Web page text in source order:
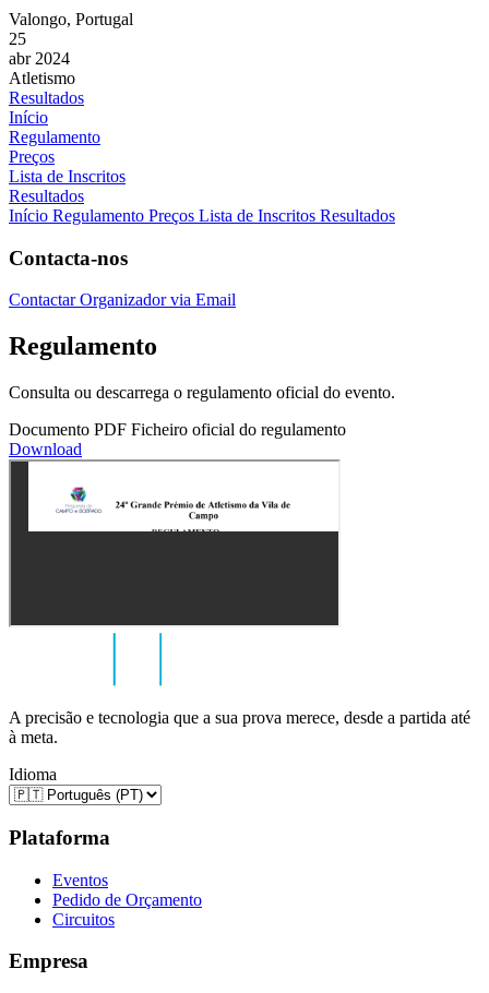
Valongo, Portugal
25
abr 2024
Atletismo
Resultados
Início
Regulamento
Preços
Lista de Inscritos
Resultados
Início Regulamento Preços Lista de Inscritos Resultados
Contacta-nos
Contactar Organizador via Email
Regulamento
Consulta ou descarrega o regulamento oficial do evento.
Documento PDF Ficheiro oficial do regulamento
Download
A precisão e tecnologia que a sua prova merece, desde a partida até
à meta.
Idioma
Plataforma
Eventos
Pedido de Orçamento
Circuitos
Empresa